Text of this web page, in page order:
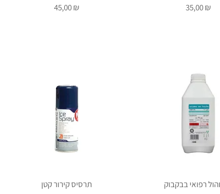
Prix
45,00 ₪
Prix
35,00 ₪
תרסיס קירור קטן
רפואי בבקבוק